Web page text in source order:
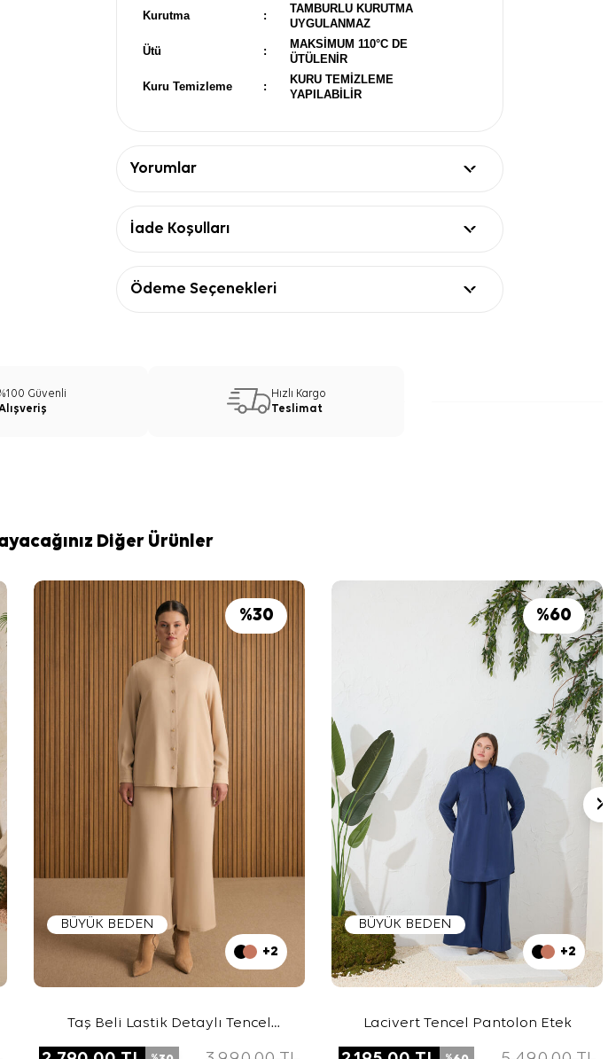
Kurutma :
TAMBURLU KURUTMA
UYGULANMAZ
Ütü :
MAKSİMUM 110°C DE
ÜTÜLENİR
Kuru Temizleme :
KURU TEMİZLEME
YAPILABİLİR
Yorumlar
İade Koşulları
Ödeme Seçenekleri
Güvenli
Hızlı Kargo
Teslimat
Diğer Ürünler
BÜYÜK BEDEN
%30
+2
Taş Beli Lastik Detaylı Tencel
BÜYÜK BEDEN
%60
+2
Lacivert Tencel Pantolon Etek